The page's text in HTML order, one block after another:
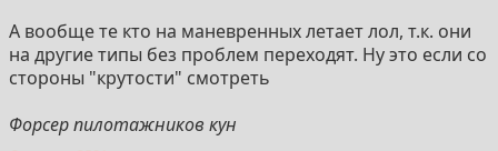
А вообще те кто на маневренных летает лол, т.к. они
на другие типы без проблем переходят. Ну это если со
стороны "крутости" смотреть
Форсер пилотажников кун